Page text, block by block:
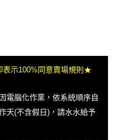
示100%同意賣場規則★
電腦化作業，依系統順序自
天(不含假日)，請水水給予